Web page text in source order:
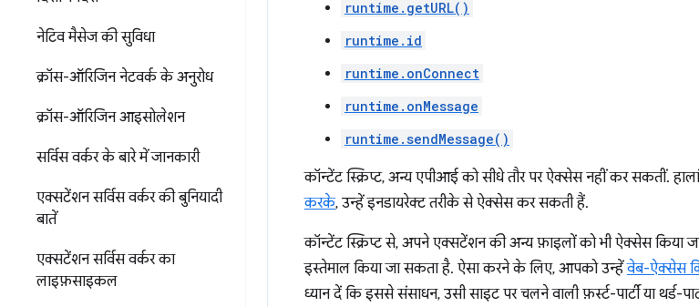
नेटिव मैसेज की सुविधा
क्रॉस-ऑरिजिन नेटवर्क के अनुरोध
क्रॉस-ऑरिजिन आइसोलेशन
सर्विस वर्कर के बारे में जानकारी
एक्सटेंशन सर्विस वर्कर की बुनियादी
बातें
एक्सटेंशन सर्विस वर्कर का
लाइफ़साइकल
runtime.getURL()
runtime.id
runtime.onConnect
runtime.onMessage
runtime.sendMessage()
कॉन्टेंट स्क्रिप्ट, अन्य एपीआई को सीधे तौर पर ऐक्सेस नहीं कर सकतीं.
करके, उन्हें इनडायरेक्ट तरीके से ऐक्सेस कर सकती हैं.
कॉन्टेंट स्क्रिप्ट से, अपने एक्सटेंशन की अन्य फ़ाइलों को भी ऐक्सेस किया
इस्तेमाल किया जा सकता है. ऐसा करने के लिए, आपको उन्हेंवेब-ऐक्सेस
ध्यान दें कि इससे संसाधन, उसी साइट पर चलने वाली फ़र्स्ट-पार्टी या थर्ड-